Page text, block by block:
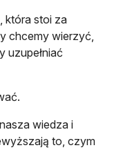
która stoi za
chcemy wierzyć,
uzupełniać
wiedza i
to, czym